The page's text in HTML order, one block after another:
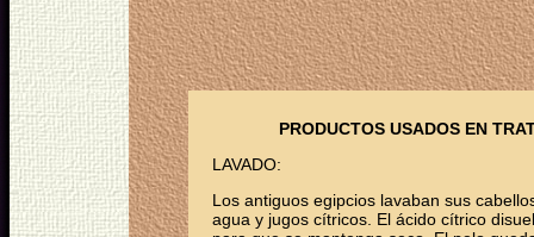
PRODUCTOS USADOS EN
LAVADO:
Los antiguos egipcios lavaban sus
agua y jugos cítricos. El ácido cítrico